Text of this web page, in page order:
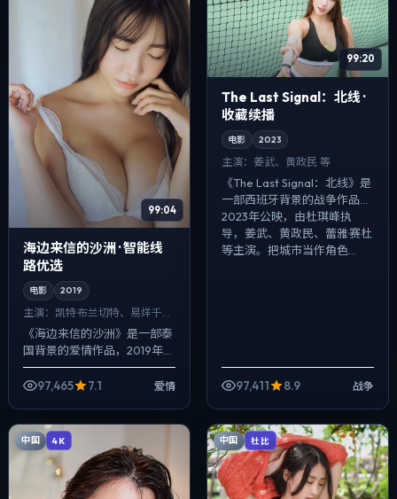
99:04
海边来信的沙洲 · 智能线
路优选
电影 2019
主演： 凯特·布兰切特、易烊千玺
等
《海边来信的沙洲》是一部泰
国背景的爱情作品，2019年公
映，由魏德圣执导，凯特·布兰
切特、易烊千玺、胡歌等主
97,465 7.1 爱情
99:20
The Last Signal：北线 ·
收藏续播
电影 2023
主演： 姜武、黄政民 等
《The Last Signal：北线》是
一部西班牙背景的战争作品，
2023年公映，由杜琪峰执
导，姜武、黄政民、蕾雅·赛杜
等主演。把城市当作角色...
97,411 8.9 战争
中国 4K 中国 杜比